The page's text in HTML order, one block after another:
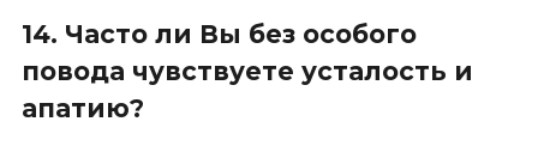
14. Часто ли Вы без особого
повода чувствуете усталость и
апатию?